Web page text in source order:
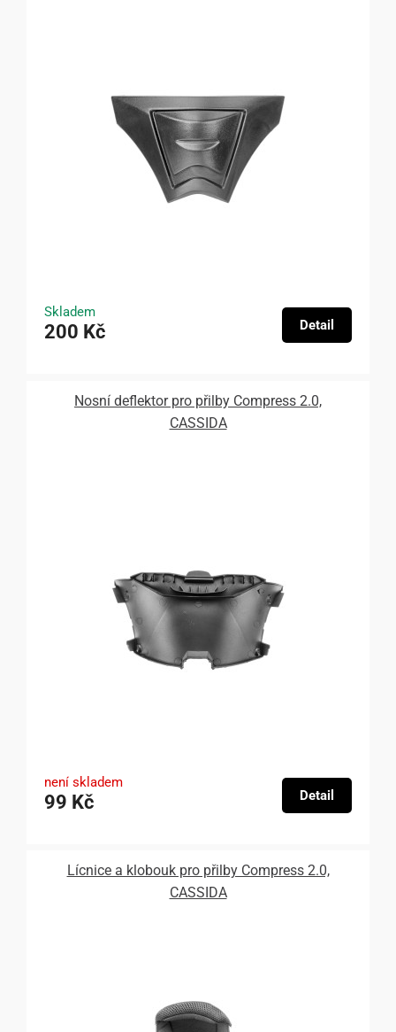
Skladem
200 Kč Detail
Nosní deflektor pro přilby Compress 2.0,
CASSIDA
není skladem
99 Kč Detail
Lícnice a klobouk pro přilby Compress 2.0,
CASSIDA